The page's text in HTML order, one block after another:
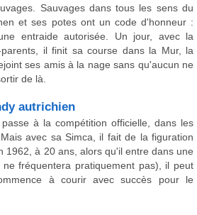
Sauvages dans tous les sens du
et ses potes ont un code d'honneur :
entraide autorisée. Un jour, avec la
il finit sa course dans la Mur, la
ses amis à la nage sans qu'aucun ne
de là.
autrichien
à la compétition officielle, dans les
avec sa Simca, il fait de la figuration
1962, à 20 ans, alors qu'il entre dans une
fréquentera pratiquement pas), il peut
à courir avec succès pour le